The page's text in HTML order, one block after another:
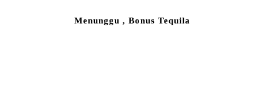
Menunggu , Bonus Tequila